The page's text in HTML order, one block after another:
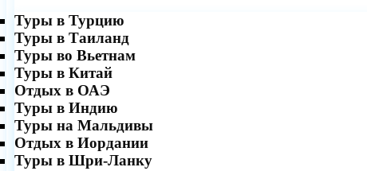
Туры в Турцию
Туры в Таиланд
Туры во Вьетнам
Туры в Китай
Отдых в ОАЭ
Туры в Индию
Туры на Мальдивы
Отдых в Иордании
Туры в Шри-Ланку